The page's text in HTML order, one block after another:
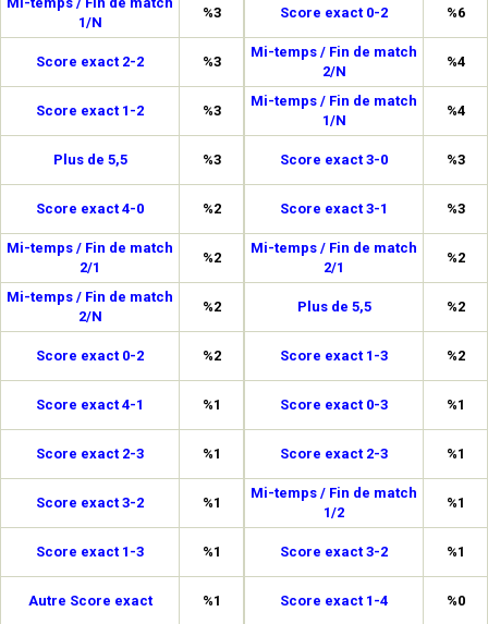
1/N
%3
Score exact 2-2 %3
Score exact 1-2 %3
Plus de 5,5 %3
Score exact 4-0 %2
Mi-temps / Fin de match
2/1
%2
Mi-temps / Fin de match
2/N
%2
Score exact 0-2 %2
Score exact 4-1 %1
Score exact 2-3 %1
Score exact 3-2 %1
Score exact 1-3 %1
Autre Score exact %1
Score exact 0-2 %6
Mi-temps / Fin de match
2/N
%4
Mi-temps / Fin de match
1/N
%4
Score exact 3-0 %3
Score exact 3-1 %3
Mi-temps / Fin de match
2/1
%2
Plus de 5,5 %2
Score exact 1-3 %2
Score exact 0-3 %1
Score exact 2-3 %1
Mi-temps / Fin de match
1/2
%1
Score exact 3-2 %1
Score exact 1-4 %0